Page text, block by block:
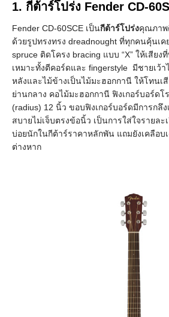
1. กีต้าร์โปร่ง Fender CD-
Fender CD-60SCE เป็นกีต้าร์โปร่งคุณภาพ
ด้วยรูปทรงทรง dreadnought ที่ทุกคนคุ้นเค
spruce ติดโครง bracing แบบ “X” ให้เสียง
เหมาะทั้งตีคอร์ดและ fingerstyle มีชายเว้า
หลังและไม้ข้างเป็นไม้มะฮอกกานี ให้โทนเ
ย่านกลาง คอไม้มะฮอกกานี ฟิงเกอร์บอร์ดโ
(radius) 12 นิ้ว ขอบฟิงเกอร์บอร์ดมีการกลึง
สบายไม่เจ็บตรงข้อนิ้ว เป็นการใส่ใจรายละ
บ่อยนักในกีต้าร์ราคาหลักพัน แถมยังเคลือบ
ต่างหาก